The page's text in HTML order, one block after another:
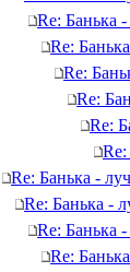
Re: Банька
Re:
Re:
Re:
Re:
Re: Банька -
Re: Банька -
Re: Банька
Re: